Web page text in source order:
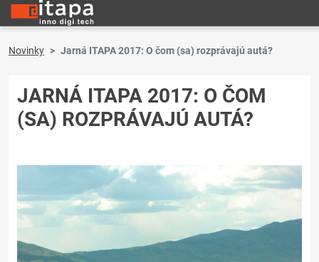
Novinky Jarná ITAPA 2017: O čom (sa) rozprávajú autá?
JARNÁ ITAPA 2017: O ČOM
(SA) ROZPRÁVAJÚ AUTÁ?